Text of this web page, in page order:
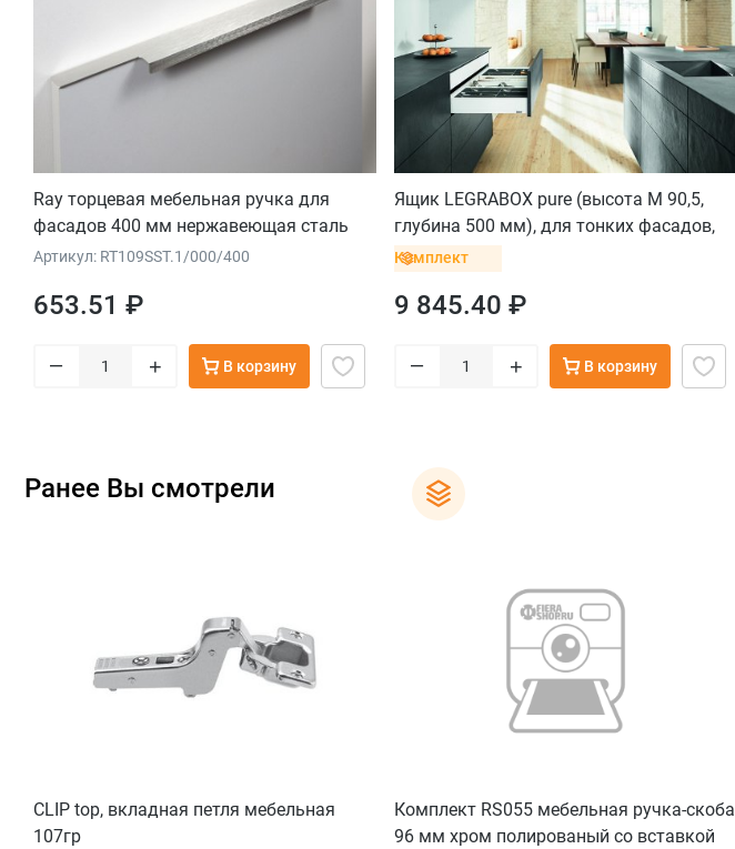
Ray торцевая мебельная ручка для
фасадов 400 мм нержавеющая сталь
Артикул: RT109SST.1/000/400
653.51 ₽
– + В корзину
Ящик LEGRABOX pure (высота M 90,5,
глубина 500 мм), для тонких фасадов,
белый шелк
Комплект
9 845.40 ₽
– + В корзину
Ранее Вы смотрели
CLIP top, вкладная петля мебельная
107гр
Комплект RS055 мебельная ручка-скоба
96 мм хром полированый со вставкой